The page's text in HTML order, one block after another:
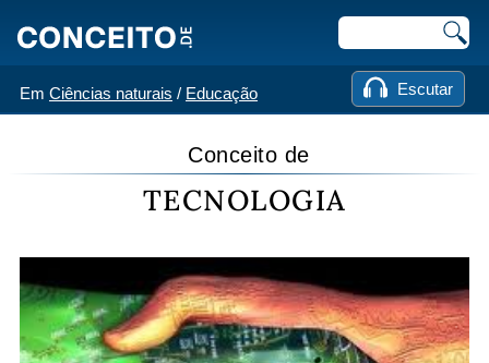
Em Ciências naturais / Educação Escutar
Conceito de
TECNOLOGIA